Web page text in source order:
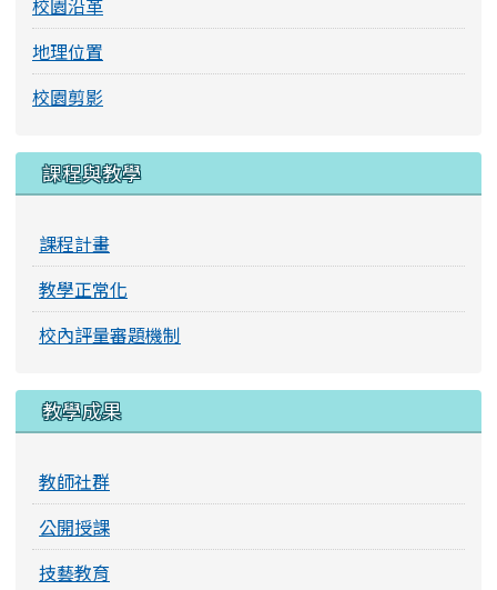
校園沿革
地理位置
校園剪影
課程與教學
課程計畫
教學正常化
校內評量審題機制
教學成果
教師社群
公開授課
技藝教育